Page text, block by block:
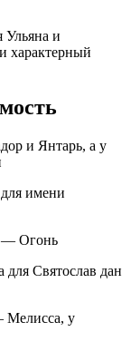
Ульяна и
характерный
и Янтарь, а у
для имени
— Огонь
Святослав дан
Мелисса, у